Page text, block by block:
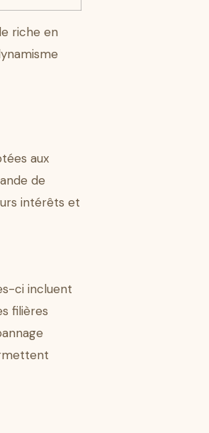
riche en
aux
de
intérêts et
ci incluent
filières